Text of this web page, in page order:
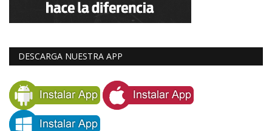
DESCARGA NUESTRA APP